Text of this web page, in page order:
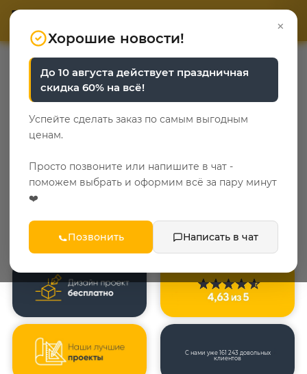
0
С нами уже 161 243 довольных
клиентов
×
Хорошие новости!
До 10 августа действует праздничная
скидка 60% на всё!
Успейте сделать заказ по самым выгодным
ценам.
Просто позвоните или напишите в чат -
поможем выбрать и оформим всё за пару минут
❤️
Позвонить Написать в чат